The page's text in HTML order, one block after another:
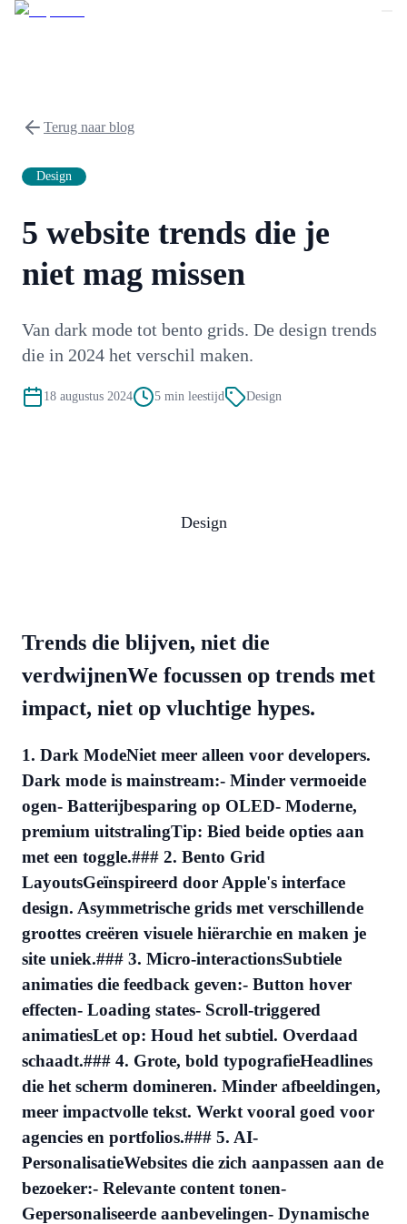
Terug naar blog
Design
5 website trends die je
niet mag missen
Van dark mode tot bento grids. De design trends
die in 2024 het verschil maken.
18 augustus 2024 5 min leestijd Design
Design
Trends die blijven, niet die
verdwijnenWe focussen op trends met
impact, niet op vluchtige hypes.
1. Dark ModeNiet meer alleen voor developers.
Dark mode is mainstream:- Minder vermoeide
ogen- Batterijbesparing op OLED- Moderne,
premium uitstralingTip: Bied beide opties aan
met een toggle.### 2. Bento Grid
LayoutsGeïnspireerd door Apple's interface
design. Asymmetrische grids met verschillende
groottes creëren visuele hiërarchie en maken je
site uniek.### 3. Micro-interactionsSubtiele
animaties die feedback geven:- Button hover
effecten- Loading states- Scroll-triggered
animatiesLet op: Houd het subtiel. Overdaad
schaadt.### 4. Grote, bold typografieHeadlines
die het scherm domineren. Minder afbeeldingen,
meer impactvolle tekst. Werkt vooral goed voor
agencies en portfolios.### 5. AI-
PersonalisatieWebsites die zich aanpassen aan de
bezoeker:- Relevante content tonen-
Gepersonaliseerde aanbevelingen- Dynamische